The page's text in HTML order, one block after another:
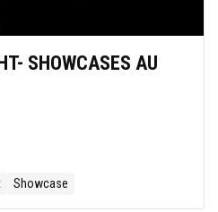
SHOWCASES AU
Showcase